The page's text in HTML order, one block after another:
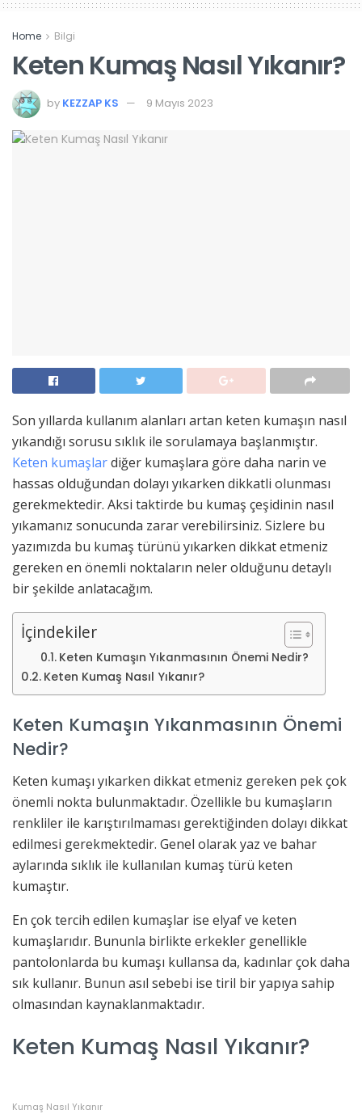
Home Bilgi
Keten Kumaş Nasıl Yıkanır?
by KEZZAP KS 9 Mayıs 2023
Son yıllarda kullanım alanları artan keten kumaşın nasıl
yıkandığı sorusu sıklık ile sorulamaya başlanmıştır.
Keten kumaşlardiğer kumaşlara göre daha narin ve
hassas olduğundan dolayı yıkarken dikkatli olunması
gerekmektedir. Aksi taktirde bu kumaş çeşidinin nasıl
yıkamanız sonucunda zarar verebilirsiniz. Sizlere bu
yazımızda bu kumaş türünü yıkarken dikkat etmeniz
gereken en önemli noktaların neler olduğunu detaylı
bir şekilde anlatacağım.
İçindekiler
Keten Kumaşın Yıkanmasının Önemi Nedir?
Keten Kumaş Nasıl Yıkanır?
Keten Kumaşın Yıkanmasının Önemi
Nedir?
Keten kumaşı yıkarken dikkat etmeniz gereken pek çok
önemli nokta bulunmaktadır. Özellikle bu kumaşların
renkliler ile karıştırılmaması gerektiğinden dolayı dikkat
edilmesi gerekmektedir. Genel olarak yaz ve bahar
aylarında sıklık ile kullanılan kumaş türü keten
kumaştır.
En çok tercih edilen kumaşlar ise elyaf ve keten
kumaşlarıdır. Bununla birlikte erkekler genellikle
pantolonlarda bu kumaşı kullansa da, kadınlar çok daha
sık kullanır. Bunun asıl sebebi ise tiril bir yapıya sahip
olmasından kaynaklanmaktadır.
Keten Kumaş Nasıl Yıkanır?
Kumaş Nasıl Yıkanır